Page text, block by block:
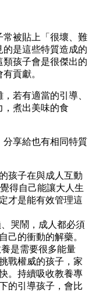
常被貼上「很壞、難
是這些特質造成的
類孩子會是很傑出的
貢獻。
若有適當的引導、
，煮出美味的食
分享給也有相同特質
孩子在與成人互動
得自己能讓大人生
才是能有效管理這
哭鬧，成人都必須
己的衝動的解藥。
是需要很多能量
戰權威的孩子，家
。持續吸收教養專
的引導孩子，會比